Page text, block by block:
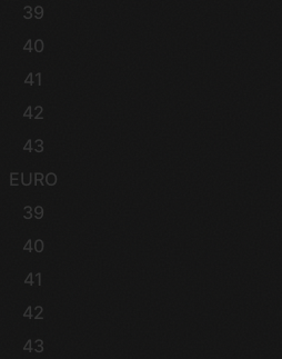
39
40
41
42
43
EURO
39
40
41
42
43